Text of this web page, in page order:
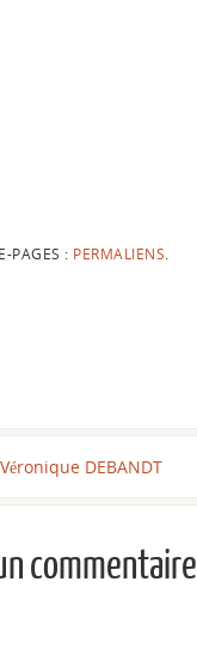
PAGES : PERMALIENS
DEBANDT
commentaire